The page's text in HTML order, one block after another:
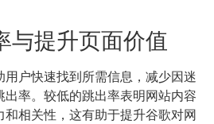
与提升页面价值
户快速找到所需信息，减少因迷
率。较低的跳出率表明网站内容
相关性，这有助于提升谷歌对网